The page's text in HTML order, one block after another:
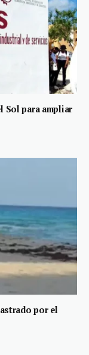
Sol para ampliar
por el